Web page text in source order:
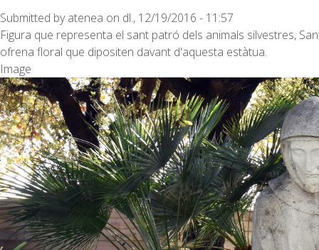
Submitted byatenea on dl., 12/19/2016 - 11:57
Figura que representa el sant patró dels animals silvestres,
ofrena floral que dipositen davant d'aquesta estàtua.
Image